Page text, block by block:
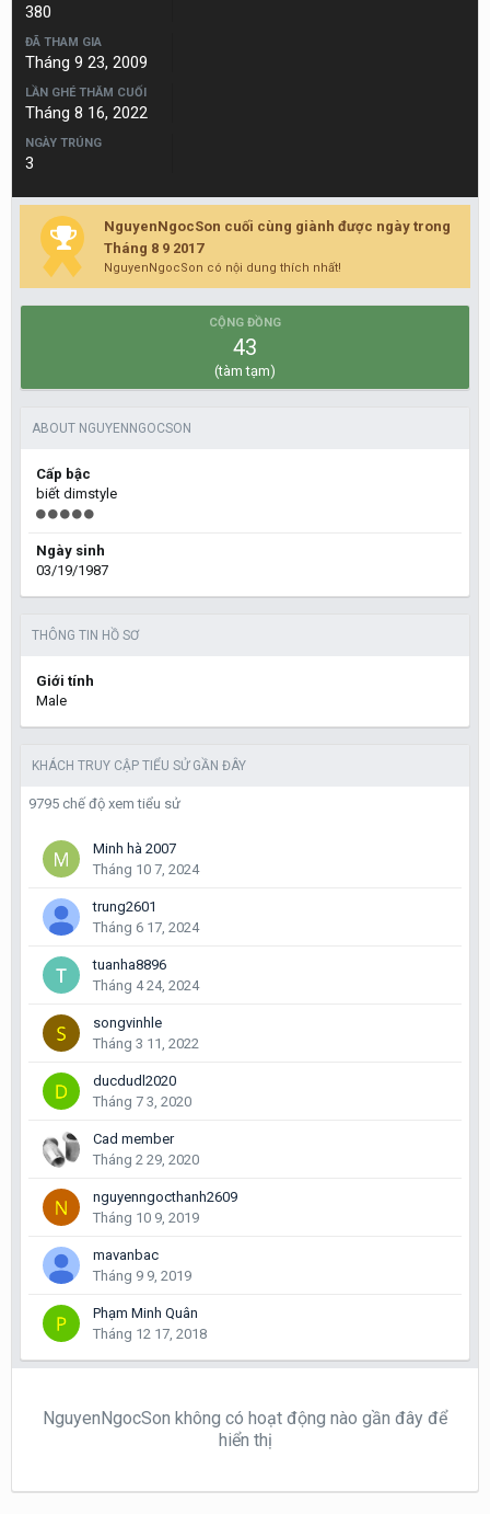
380
ĐÃ THAM GIA
Tháng 9 23, 2009
LẦN GHÉ THĂM CUỐI
Tháng 8 16, 2022
NGÀY TRÚNG
3
NguyenNgocSon cuối cùng giành được ngày trong
Tháng 8 9 2017
NguyenNgocSon có nội dung thích nhất!
CỘNG ĐỒNG
43
(tàm tạm)
ABOUT NGUYENNGOCSON
Cấp bậc
biết dimstyle
Ngày sinh
03/19/1987
THÔNG TIN HỒ SƠ
Giới tính
Male
KHÁCH TRUY CẬP TIỂU SỬ GẦN ĐÂY
9795 chế độ xem tiểu sử
Minh hà 2007
Tháng 10 7, 2024
trung2601
Tháng 6 17, 2024
tuanha8896
Tháng 4 24, 2024
songvinhle
Tháng 3 11, 2022
ducdudl2020
Tháng 7 3, 2020
Cad member
Tháng 2 29, 2020
nguyenngocthanh2609
Tháng 10 9, 2019
mavanbac
Tháng 9 9, 2019
Phạm Minh Quân
Tháng 12 17, 2018
NguyenNgocSon không có hoạt động nào gần đây để
hiển thị